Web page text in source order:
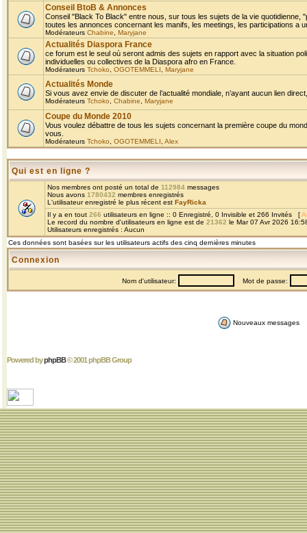
Conseil BtoB & Annonces
Conseil "Black To Black" entre nous, sur tous les sujets de la vie
toutes les annonces concernant les manifs, les meetings, les participations a
Modérateurs Chabine Maryjane
Actualités Diaspora France
ce forum est le seul où seront admis des sujets en rapport avec la situation
individuelles ou collectives de la Diaspora afro en France.
Modérateurs Tchoko OGOTEMMELI Maryjane
Actualités Monde
Si vous avez envie de discuter de l’actualité mondiale, n’ayant aucun lien
Modérateurs Tchoko Chabine Maryjane
Coupe du Monde 2010
Vous voulez débattre de tous les sujets concernant la première coupe du
vous.
Modérateurs Tchoko OGOTEMMELI Alex
Qui est en ligne ?
Nos membres ont posté un total de 112984 messages
Nous avons 1780432 membres enregistrés
L'utilisateur enregistré le plus récent est FayRicka
Il y a en tout 266 utilisateurs en ligne :: 0 Enregistré, 0 Invisible et 266 Invités [
Le record du nombre d'utilisateurs en ligne est de 21362 le Mar 07 Avr 2026
Utilisateurs enregistrés : Aucun
Ces données sont basées sur les utilisateurs actifs des cinq dernières minutes
Connexion
Nom d'utilisateur: Mot de passe:
Nouveaux messages
Powered byphpBB© 2001 phpBB Group